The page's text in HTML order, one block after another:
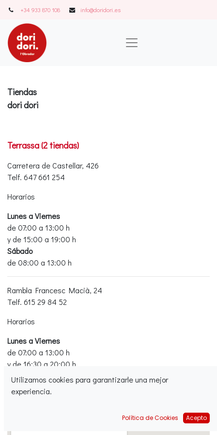
+34 933 870 108 info@doridori..es
Tiendas
dori dori
Terrassa (2 tiendas)
Carretera de Castellar, 426
Telf. 647 661 254
Horarios
Lunes a Viernes
de 07:00 a 13:00 h
y de 15:00 a 19:00 h
Sábado
de 08:00 a 13:00 h
​Rambla Francesc Macià, 24
Telf. 615 29 84 52
Horarios
Lunes a Viernes
de 07:00 a 13:00 h
y de 16:30 a 20:00 h
Sábado
de 08:30 a 13:00 h
Utilizamos cookies para garantizarle una mejor
experiencia.
Política de Cookies Acepto